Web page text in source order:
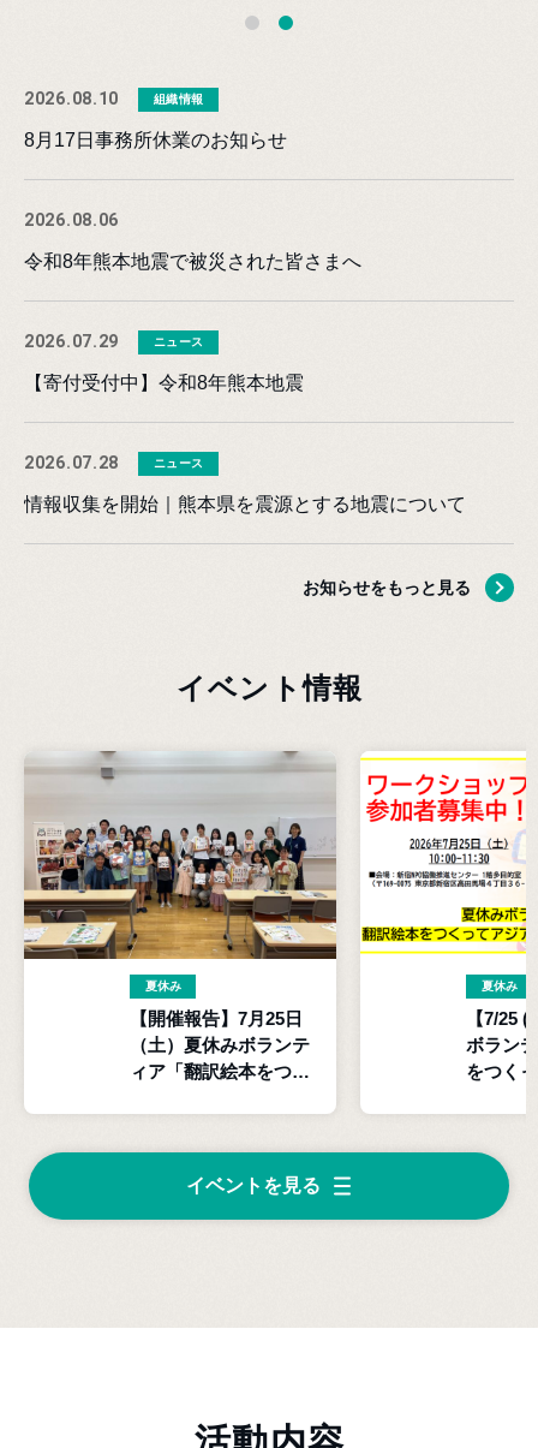
2026.08.10 組織情報
8月17日事務所休業のお知らせ
2026.08.06
令和8年熊本地震で被災された皆さまへ
2026.07.29 ニュース
【寄付受付中】令和8年熊本地震
2026.07.28 ニュース
情報収集を開始｜熊本県を震源とする地震について
お知らせをもっと見る
イベント情報
夏休み
【開催報告】7月25日
（土）夏休みボランテ
ィア「翻訳絵本をつく
夏休み
【7/25
ボラン
をつく
イベントを見る